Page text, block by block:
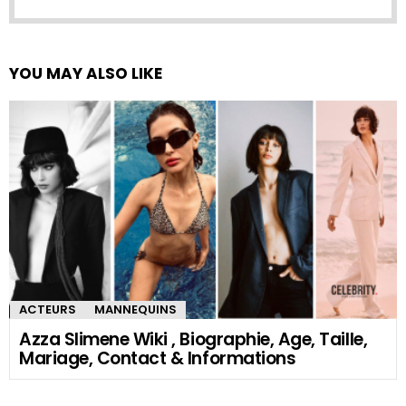
YOU MAY ALSO LIKE
ACTEURS MANNEQUINS
Azza Slimene Wiki , Biographie, Age, Taille,
Mariage, Contact & Informations